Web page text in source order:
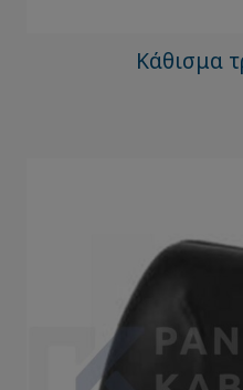
Κάθισμα